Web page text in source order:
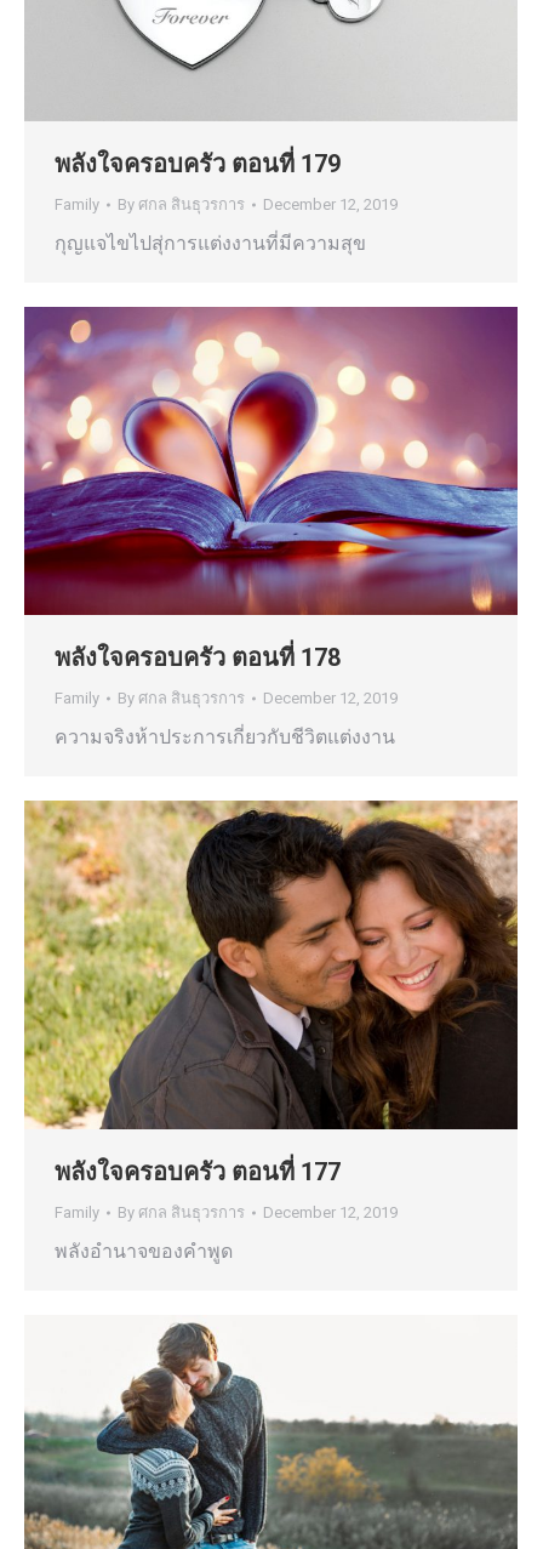
พลังใจครอบครัว ตอนที่ 179
Family By ศกล สินธุวรการ December 12, 2019
กุญแจไขไปสุ่การแต่งงานที่มีความสุข
พลังใจครอบครัว ตอนที่ 178
Family By ศกล สินธุวรการ December 12, 2019
ความจริงห้าประการเกี่ยวกับชีวิตแต่งงาน
พลังใจครอบครัว ตอนที่ 177
Family By ศกล สินธุวรการ December 12, 2019
พลังอำนาจของคำพูด